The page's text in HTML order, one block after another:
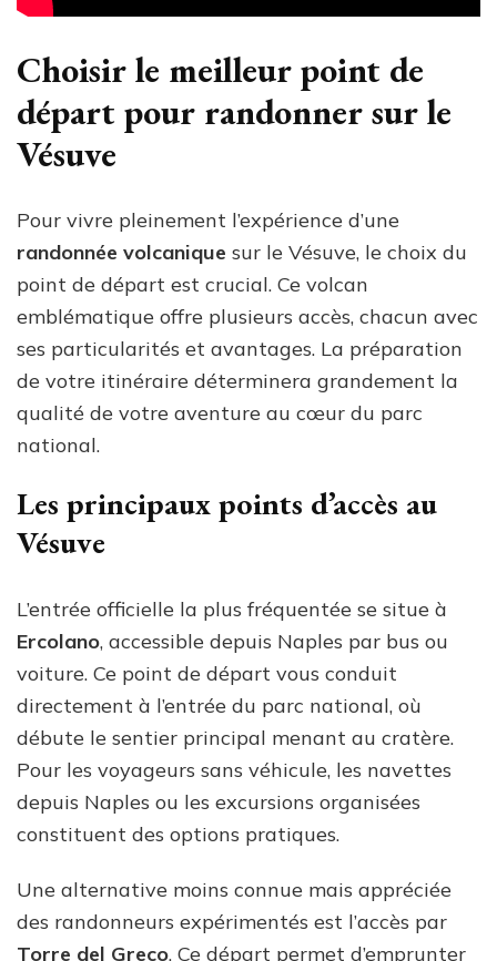
Choisir le meilleur point de
départ pour randonner sur le
Vésuve
Pour vivre pleinement l’expérience d’une
randonnée volcanique sur le Vésuve, le choix du
point de départ est crucial. Ce volcan
emblématique offre plusieurs accès, chacun avec
ses particularités et avantages. La préparation
de votre itinéraire déterminera grandement la
qualité de votre aventure au cœur du parc
national.
Les principaux points d’accès au
Vésuve
L’entrée officielle la plus fréquentée se situe à
Ercolano, accessible depuis Naples par bus ou
voiture. Ce point de départ vous conduit
directement à l’entrée du parc national, où
débute le sentier principal menant au cratère.
Pour les voyageurs sans véhicule, les navettes
depuis Naples ou les excursions organisées
constituent des options pratiques.
Une alternative moins connue mais appréciée
des randonneurs expérimentés est l’accès par
Torre del Greco. Ce départ permet d’emprunter